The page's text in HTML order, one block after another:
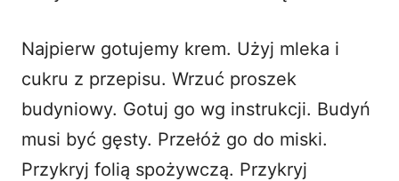
Najpierw gotujemy krem. Użyj mleka i
cukru z przepisu. Wrzuć proszek
budyniowy. Gotuj go wg instrukcji. Budyń
musi być gęsty. Przełóż go do miski.
Przykryj folią spożywczą. Przykryj